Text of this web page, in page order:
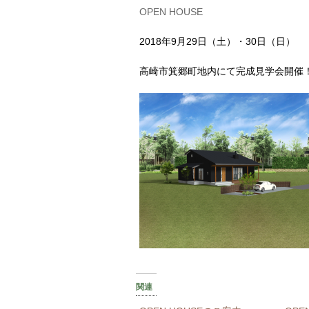
OPEN HOUSE
2018年9月29日（土）・30日（日）
高崎市箕郷町地内にて完成見学会開催
関連